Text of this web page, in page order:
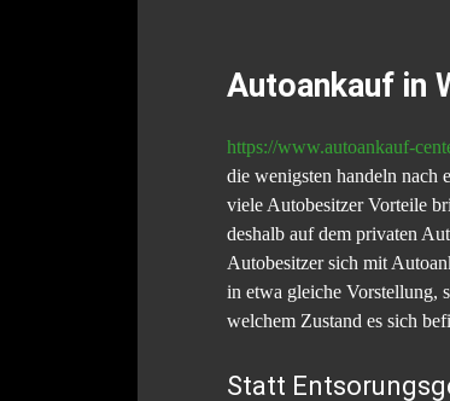
Autoankauf in
https://www.autoankauf-
die wenigsten handeln nach
viele Autobesitzer Vorteile
deshalb auf dem privaten
Autobesitzer sich mit
in etwa gleiche Vorstellung,
welchem Zustand es sich
Statt